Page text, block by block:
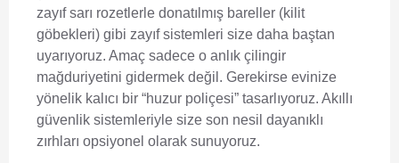
zayıf sarı rozetlerle donatılmış bareller (kilit
göbekleri) gibi zayıf sistemleri size daha baştan
uyarıyoruz. Amaç sadece o anlık çilingir
mağduriyetini gidermek değil. Gerekirse evinize
yönelik kalıcı bir “huzur poliçesi” tasarlıyoruz. Akıllı
güvenlik sistemleriyle size son nesil dayanıklı
zırhları opsiyonel olarak sunuyoruz.